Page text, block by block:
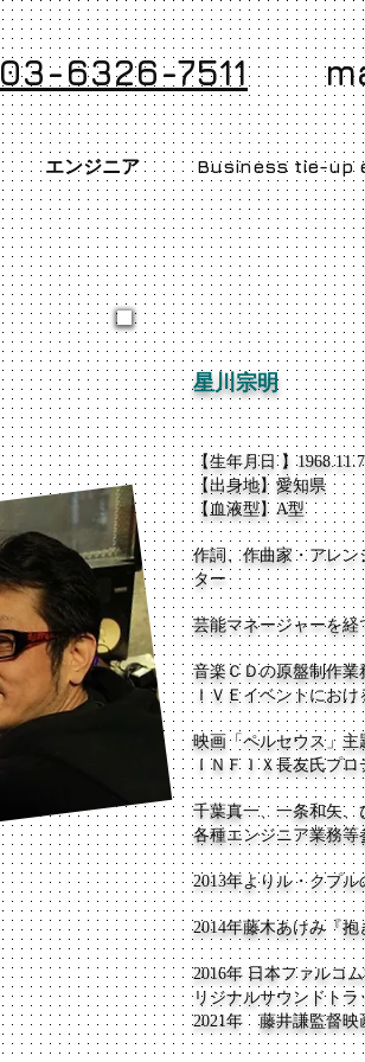
03-6326-7511
エンジニア Business tie-up
星川宗明
【生年月日 】1968.11.7
【出身地】愛知県
【血液型】A型
作詞、作曲家・アレ
ター
芸能マネージャーを
音楽ＣＤの原盤制作業
ＩＶＥイベントにお
映画「ペルセウス」主
ＩＮＦＩＸ長友氏プロ
千葉真一、一条和矢、
各種エンジニア業務
2013年よりル・クプ
2014年藤木あけみ『
2016年 日本ファルコ
リジナルサウンドト
​2021年 藤井謙監督映